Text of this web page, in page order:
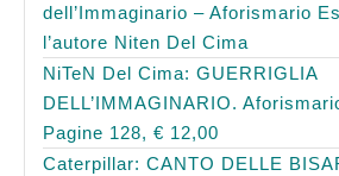
dell’Immaginario – Aforismario
l’autore Niten Del Cima
NiTeN Del Cima: GUERRIGLIA
DELL’IMMAGINARIO.
Pagine 128, € 12,00
Caterpillar: CANTO DELLE